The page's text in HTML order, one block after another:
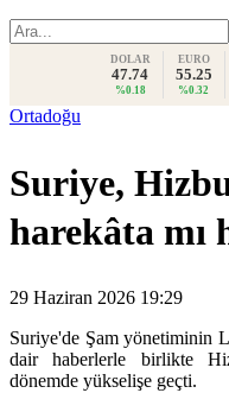
DOLAR
47.74
%0.18
EURO
55.25
%0.32
Ortadoğu
Suriye,
harekâta mı
29 Haziran 2026 19:29
Suriye'de Şam yönetiminin
dair haberlerle birlikte
dönemde yükselişe geçti.